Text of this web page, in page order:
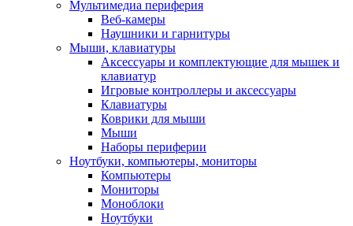
Мультимедиа периферия
Веб-камеры
Наушники и гарнитуры
Мыши, клавиатуры
Аксессуары и комплектующие для мышек и
клавиатур
Игровые контроллеры и аксессуары
Клавиатуры
Коврики для мыши
Мыши
Наборы периферии
Ноутбуки, компьютеры, мониторы
Компьютеры
Мониторы
Моноблоки
Ноутбуки